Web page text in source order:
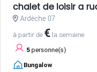
chalet de loisir a
Ardèche 07
à partir de € la semaine
5 personne(s)
Bungalow